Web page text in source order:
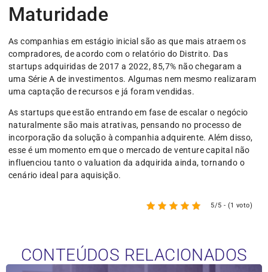
Maturidade
As companhias em estágio inicial são as que mais atraem os
compradores, de acordo com o relatório do Distrito. Das
startups adquiridas de 2017 a 2022, 85,7% não chegaram a
uma Série A de investimentos. Algumas nem mesmo realizaram
uma captação de recursos e já foram vendidas.
As startups que estão entrando em fase de escalar o negócio
naturalmente são mais atrativas, pensando no processo de
incorporação da solução à companhia adquirente. Além disso,
esse é um momento em que o mercado de venture capital não
influenciou tanto o valuation da adquirida ainda, tornando o
cenário ideal para aquisição.
5/5 - (1 voto)
CONTEÚDOS RELACIONADOS